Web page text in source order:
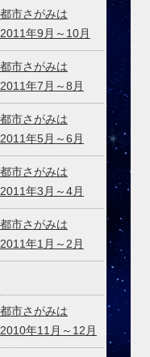
都市さがみは
年9月～10月
都市さがみは
年7月～8月
都市さがみは
年5月～6月
都市さがみは
年3月～4月
都市さがみは
年1月～2月
都市さがみは
年11月～12月